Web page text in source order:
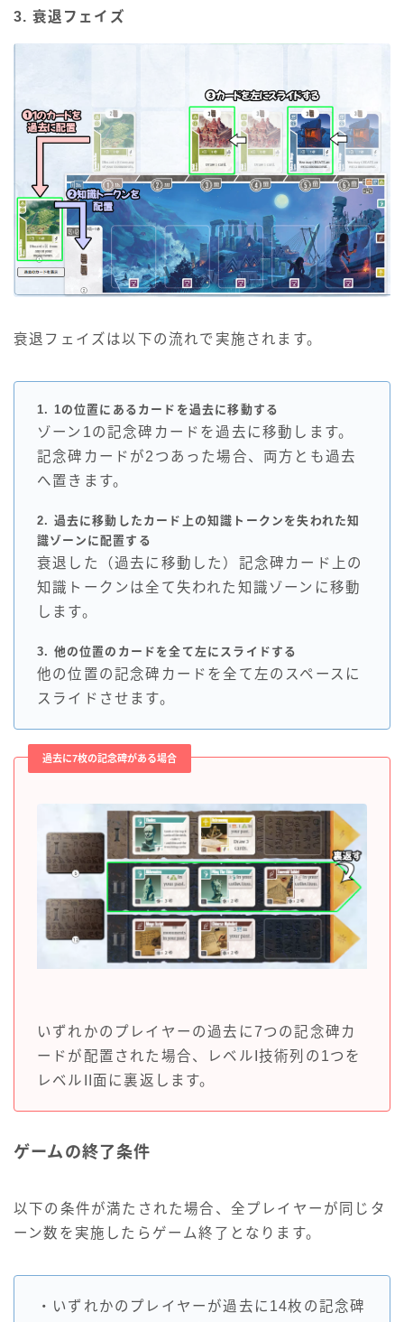
3. 衰退フェイズ
衰退フェイズは以下の流れで実施されます。
1. 1の位置にあるカードを過去に移動する
ゾーン1の記念碑カードを過去に移動します。
記念碑カードが2つあった場合、両方とも過去
へ置きます。
2. 過去に移動したカード上の知識トークンを失われた知
識ゾーンに配置する
衰退した（過去に移動した）記念碑カード上の
知識トークンは全て失われた知識ゾーンに移動
します。
3. 他の位置のカードを全て左にスライドする
他の位置の記念碑カードを全て左のスペースに
スライドさせます。
過去に7枚の記念碑がある場合
いずれかのプレイヤーの過去に7つの記念碑カ
ードが配置された場合、レベルI技術列の1つを
レベルII面に裏返します。
ゲームの終了条件
以下の条件が満たされた場合、全プレイヤーが同じタ
ーン数を実施したらゲーム終了となります。
・いずれかのプレイヤーが過去に14枚の記念碑